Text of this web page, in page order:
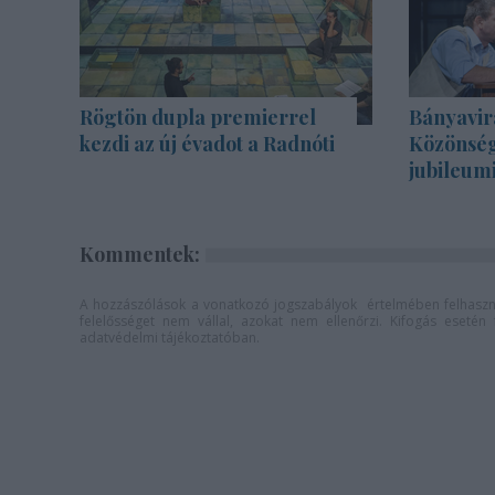
Rögtön dupla premierrel
kezdi az új évadot a Radnóti
Kommentek: